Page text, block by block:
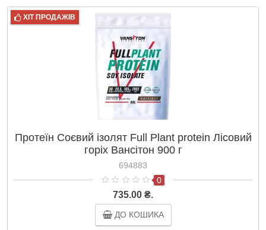
ХІТ ПРОДАЖІВ
Протеїн Соєвий ізолят Full Plant protein Лісовий
горіх Вансітон 900 г
694883
0
735.00 ₴.
ДО КОШИКА